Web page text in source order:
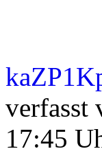
verfasst
17:45